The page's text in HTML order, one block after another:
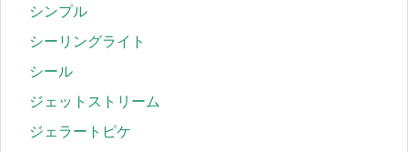
シンプル
シーリングライト
シール
ジェットストリーム
ジェラートピケ